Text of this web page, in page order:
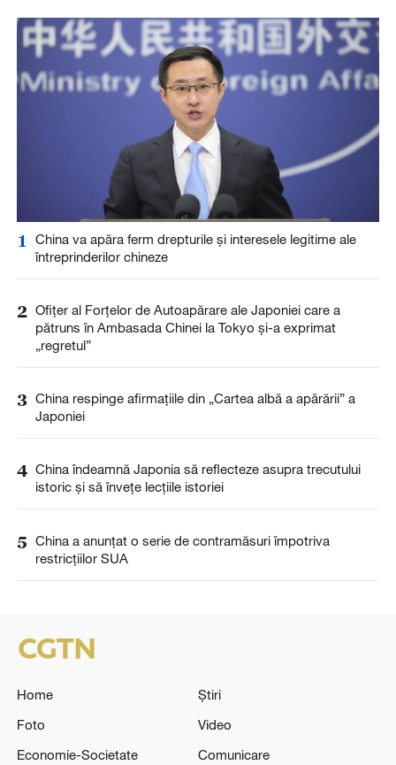
1
China va apăra ferm drepturile și interesele legitime ale
întreprinderilor chineze
2 Ofițer al Forțelor de Autoapărare ale Japoniei care a
pătruns în Ambasada Chinei la Tokyo și-a exprimat
„regretul”
3 China respinge afirmațiile din „Cartea albă a apărării” a
Japoniei
4 China îndeamnă Japonia să reflecteze asupra trecutului
istoric și să învețe lecțiile istoriei
5 China a anunţat o serie de contramăsuri împotriva
restricţiilor SUA
Home
Știri
Foto
Video
Economie-Societate
Comunicare